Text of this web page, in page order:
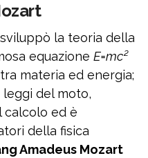
la teoria della
equazione E=mc²
materia ed energia;
del moto,
calcolo ed è
della fisica
Amadeus Mozart